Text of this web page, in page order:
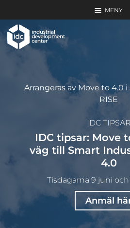
MENY
Arrangeras av Move to 4.0
RISE
IDC TIPSAR
IDC tipsar: Move
väg till Smart
4.0
Tisdagarna 9 juni
Anmäl